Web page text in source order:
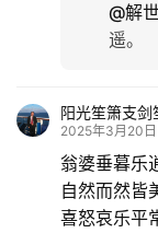
@解
遥。
阳光笙箫支剑
2025年3月20
翁婆垂暮乐
自然而然皆
喜怒哀乐平